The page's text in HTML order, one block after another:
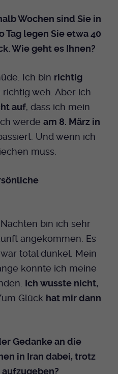
Wochen sind Sie in
Tag legen Sie etwa 40
Wie geht es Ihnen?
Ich bin richtig
richtig weh. Aber ich
auf, dass ich mein
werde am 8. März in
Und wenn ich
muss.
bin ich sehr
angekommen. Es
total dunkel. Mein
konnte ich meine
Ich wusste nicht,
Glück hat mir dann
Gedanke an die
in Iran dabei, trotz
Eine optionale Nummer
an.